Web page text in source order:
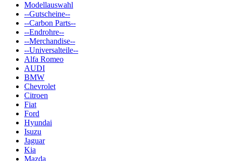
Modellauswahl
--Gutscheine--
--Carbon Parts--
--Endrohre--
--Merchandise--
--Universalteile--
Alfa Romeo
AUDI
BMW
Chevrolet
Citroen
Fiat
Ford
Hyundai
Isuzu
Jaguar
Kia
Mazda